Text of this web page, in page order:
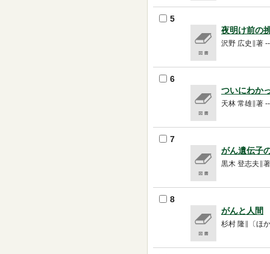
5
夜明け前の
沢野 広史∥著
6
ついにわか
天林 常雄∥著
7
がん遺伝子
黒木 登志夫∥
8
がんと人間
杉村 隆∥〔ほ